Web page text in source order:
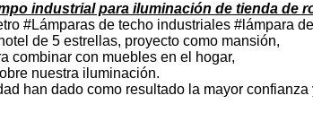
industrial para iluminación de tienda de
#Lámparas de techo industriales #lámpara
de 5 estrellas, proyecto como mansión,
combinar con muebles en el hogar,
nuestra iluminación.
han dado como resultado la mayor